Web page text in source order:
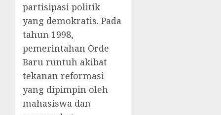
partisipasi politik
yang demokratis. Pada
tahun 1998,
pemerintahan Orde
Baru runtuh akibat
tekanan reformasi
yang dipimpin oleh
mahasiswa dan